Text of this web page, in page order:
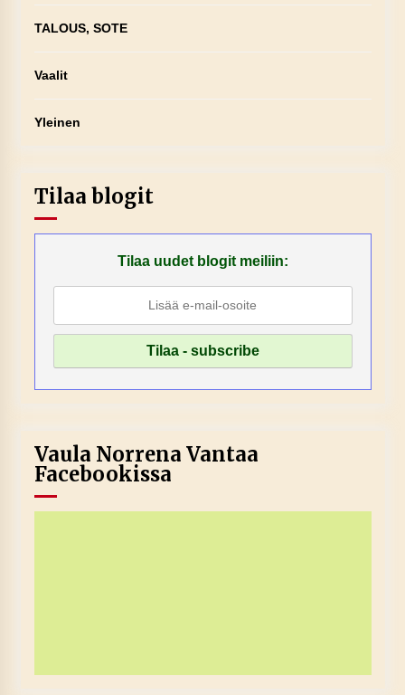
TALOUS, SOTE
Vaalit
Yleinen
Tilaa blogit
Tilaa uudet blogit meiliin:
Vaula Norrena Vantaa
Facebookissa